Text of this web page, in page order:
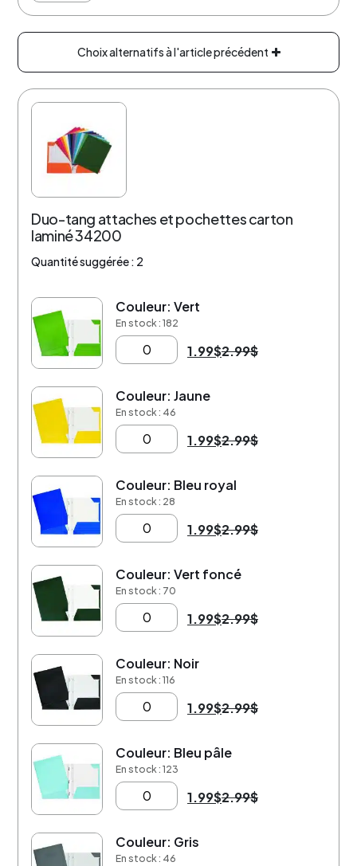
Choix alternatifs à l'article précédent
Duo-tang attaches et pochettes carton
laminé 34200
Quantité suggérée : 2
-33% Couleur: Vert
En stock : 182
1.99$2.99$
-33% Couleur: Jaune
En stock : 46
1.99$2.99$
-33% Couleur: Bleu royal
En stock : 28
1.99$2.99$
-33% Couleur: Vert foncé
En stock : 70
1.99$2.99$
-33% Couleur: Noir
En stock : 116
1.99$2.99$
-33% Couleur: Bleu pâle
En stock : 123
1.99$2.99$
-33% Couleur: Gris
En stock : 46